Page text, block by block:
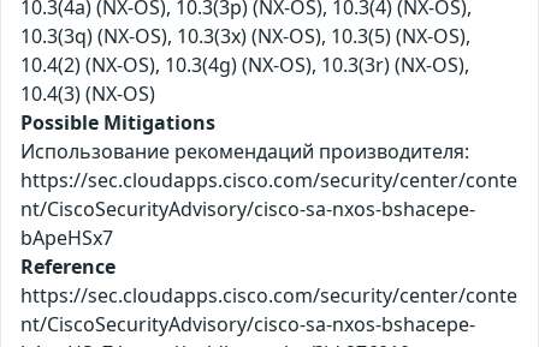
10.3(4a) (NX-OS), 10.3(3p) (NX-OS), 10.3(4) (NX-OS),
10.3(3q) (NX-OS), 10.3(3x) (NX-OS), 10.3(5) (NX-OS),
10.4(2) (NX-OS), 10.3(4g) (NX-OS), 10.3(3r) (NX-OS),
10.4(3) (NX-OS)
Possible Mitigations
Использование рекомендаций производителя:
https://sec.cloudapps.cisco.com/security/center/conte
nt/CiscoSecurityAdvisory/cisco-sa-nxos-bshacepe-
bApeHSx7
Reference
https://sec.cloudapps.cisco.com/security/center/conte
nt/CiscoSecurityAdvisory/cisco-sa-nxos-bshacepe-